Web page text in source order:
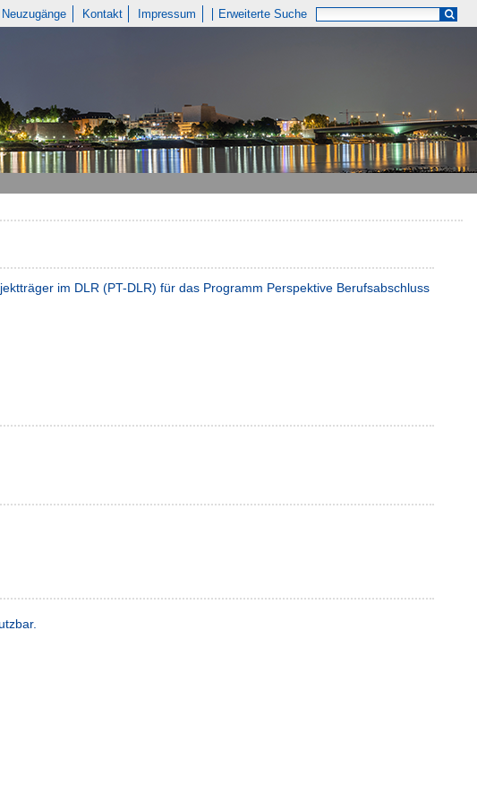
Neuzugänge Kontakt Impressum Erweiterte Suche
im DLR (PT-DLR) für das Programm Perspektive Berufsabschluss